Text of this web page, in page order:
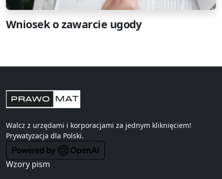
Wniosek o zawarcie ugody
Walcz z urzędami i korporacjami za jednym kliknięciem!
Prywatyzacja dla Polski.
Wzory pism